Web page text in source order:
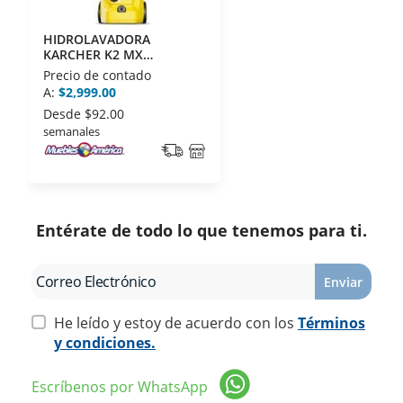
HIDROLAVADORA
KARCHER K2 MX
PREMIUM 1.602-511.0
1600 PSI
Precio de contado
A: $2,999.00
Desde $92.00
semanales
Entérate de todo lo que tenemos para ti.
Enviar
He leído y estoy de acuerdo con los Términos
y condiciones.
Escríbenos por WhatsApp